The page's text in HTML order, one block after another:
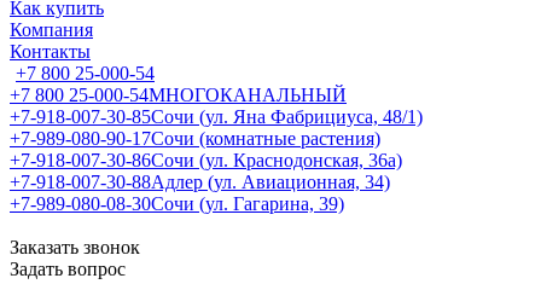
Как купить
Компания
Контакты
+7 800 25-000-54
+7 800 25-000-54МНОГОКАНАЛЬНЫЙ
+7-918-007-30-85Сочи (ул. Яна Фабрициуса, 48/1)
+7-989-080-90-17Сочи (комнатные растения)
+7-918-007-30-86Сочи (ул. Краснодонская, 36а)
+7-918-007-30-88Адлер (ул. Авиационная, 34)
+7-989-080-08-30Сочи (ул. Гагарина, 39)
Заказать звонок
Задать вопрос